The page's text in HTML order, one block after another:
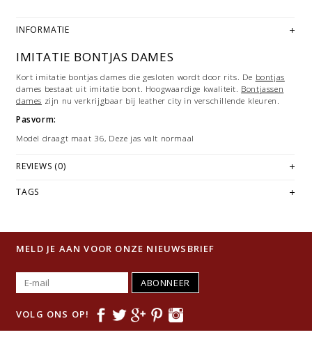
INFORMATIE
IMITATIE BONTJAS DAMES
Kort imitatie bontjas dames die gesloten wordt door rits. De bontjas
dames bestaat uit imitatie bont. Hoogwaardige kwaliteit. Bontjassen
dames zijn nu verkrijgbaar bij leather city in verschillende kleuren.
Pasvorm:
Model draagt maat 36, Deze jas valt normaal
REVIEWS (0)
TAGS
MELD JE AAN VOOR ONZE NIEUWSBRIEF
ABONNEER
VOLG ONS OP!